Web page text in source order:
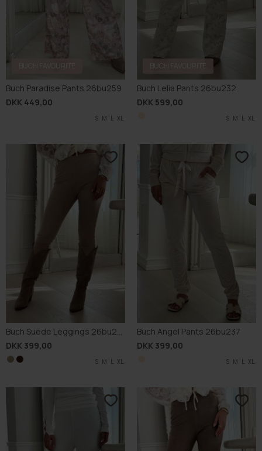
Buch Paradise Pants 26bu259
DKK 449,00
S M L XL
BUCH FAVOURITE
Buch Lelia Pants 26bu232
DKK 599,00
S M L XL
Buch Suede Leggings 26bu225
DKK 399,00
S M L XL
S M L XL
Buch Angel Pants 26bu237
DKK 399,00
S M L XL